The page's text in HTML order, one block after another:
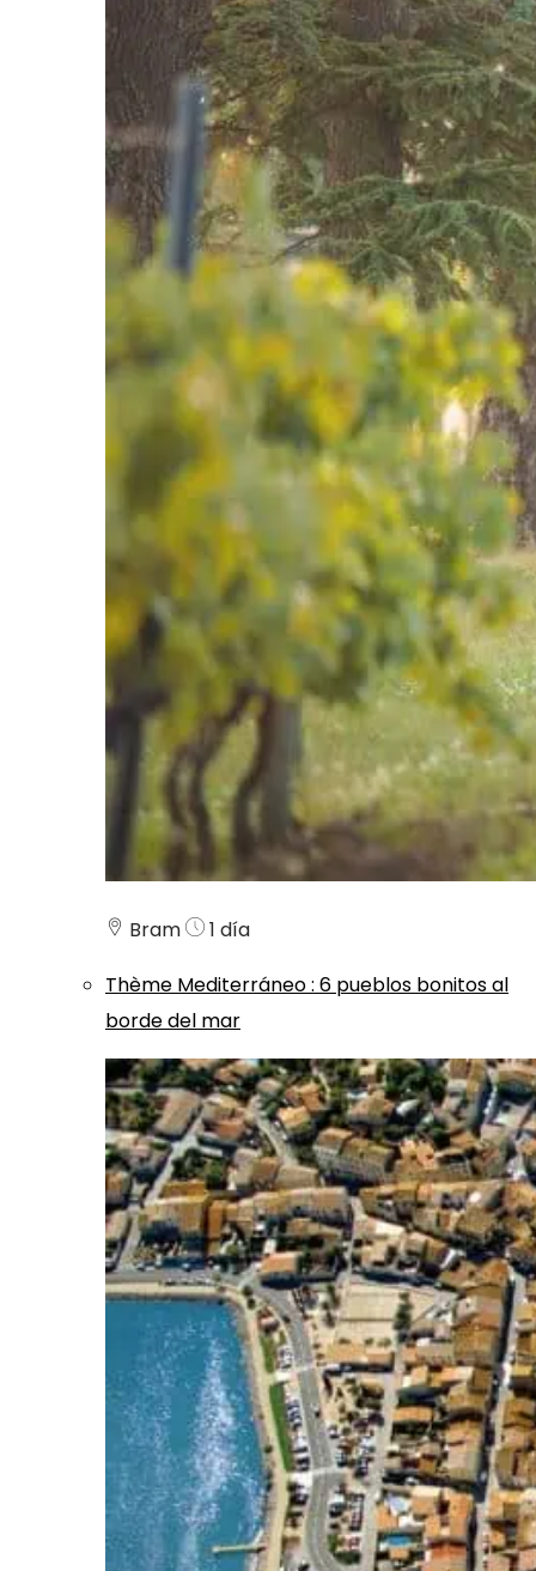
Bram
1 día
Thème Mediterráneo: 6 pueblos bonitos al
borde del mar